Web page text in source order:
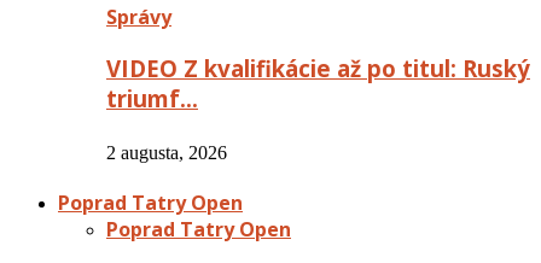
Správy
VIDEO Z kvalifikácie až po titul: Ruský
triumf…
2 augusta, 2026
Poprad Tatry Open
Poprad Tatry Open